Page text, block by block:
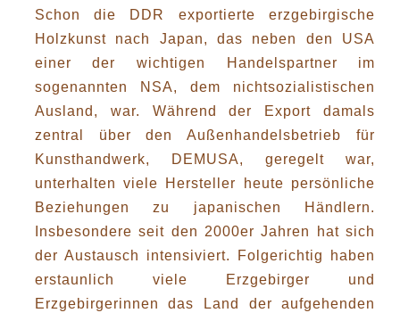
Schon die DDR exportierte erzgebirgische
Holzkunst nach Japan, das neben den USA
einer der wichtigen Handelspartner im
sogenannten NSA, dem nichtsozialistischen
Ausland, war. Während der Export damals
zentral über den Außenhandelsbetrieb für
Kunsthandwerk, DEMUSA, geregelt war,
unterhalten viele Hersteller heute persönliche
Beziehungen zu japanischen Händlern.
Insbesondere seit den 2000er Jahren hat sich
der Austausch intensiviert. Folgerichtig haben
erstaunlich viele Erzgebirger und
Erzgebirgerinnen das Land der aufgehenden